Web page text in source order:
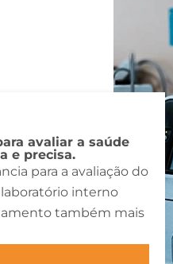
avaliar a saúde
e precisa.
para a avaliação do
interno
também mais